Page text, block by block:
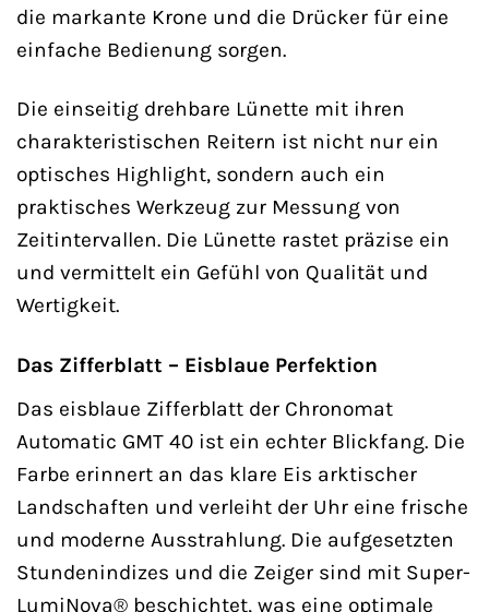
die markante Krone und die Drücker für eine
einfache Bedienung sorgen.
Die einseitig drehbare Lünette mit ihren
charakteristischen Reitern ist nicht nur ein
optisches Highlight, sondern auch ein
praktisches Werkzeug zur Messung von
Zeitintervallen. Die Lünette rastet präzise ein
und vermittelt ein Gefühl von Qualität und
Wertigkeit.
Das Zifferblatt – Eisblaue Perfektion
Das eisblaue Zifferblatt der Chronomat
Automatic GMT 40 ist ein echter Blickfang. Die
Farbe erinnert an das klare Eis arktischer
Landschaften und verleiht der Uhr eine frische
und moderne Ausstrahlung. Die aufgesetzten
Stundenindizes und die Zeiger sind mit Super-
LumiNova® beschichtet, was eine optimale